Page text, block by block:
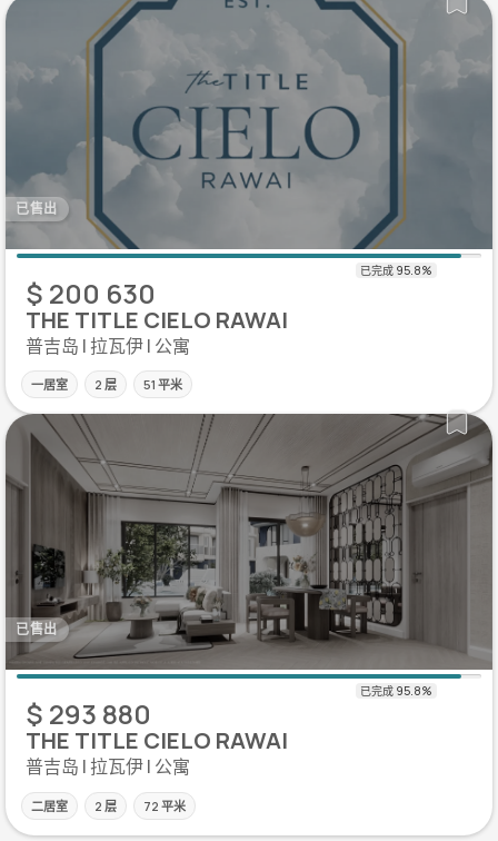
已售出
$ 200 630
THE TITLE CIELO RAWAI
普吉岛 | 拉瓦伊 | 公寓
一居室 2 层 51 平米
已售出
$ 293 880
THE TITLE CIELO RAWAI
普吉岛 | 拉瓦伊 | 公寓
二居室 2 层 72 平米